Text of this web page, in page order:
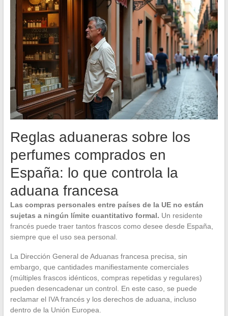
Reglas aduaneras sobre los
perfumes comprados en
España: lo que controla la
aduana francesa
Las compras personales entre países de la UE no están
sujetas a ningún límite cuantitativo formal. Un residente
francés puede traer tantos frascos como desee desde España,
siempre que el uso sea personal.
La Dirección General de Aduanas francesa precisa, sin
embargo, que cantidades manifiestamente comerciales
(múltiples frascos idénticos, compras repetidas y regulares)
pueden desencadenar un control. En este caso, se puede
reclamar el IVA francés y los derechos de aduana, incluso
dentro de la Unión Europea.